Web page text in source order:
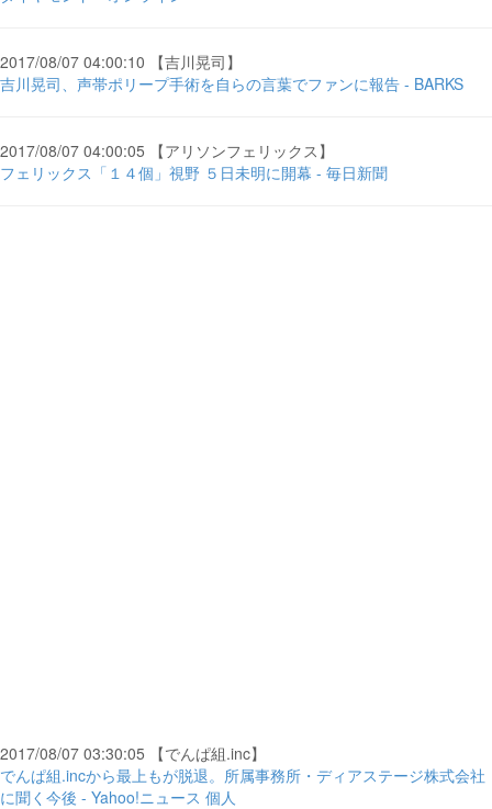
2017/08/07 04:00:10 【吉川晃司】
吉川晃司、声帯ポリープ手術を自らの言葉でファンに報告 - BARKS
2017/08/07 04:00:05 【アリソンフェリックス】
フェリックス「１４個」視野 ５日未明に開幕 - 毎日新聞
2017/08/07 03:30:05 【でんぱ組.inc】
でんぱ組.incから最上もが脱退。所属事務所・ディアステージ株式会社
に聞く今後 - Yahoo!ニュース 個人